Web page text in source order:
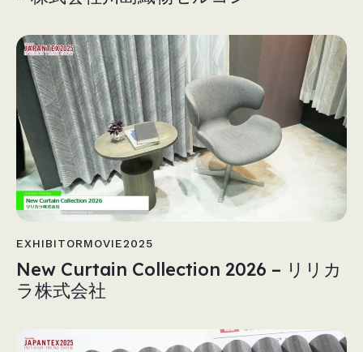
EXHIBITORMOVIE2025
New Curtain Collection 2026 – リリカ
ラ株式会社